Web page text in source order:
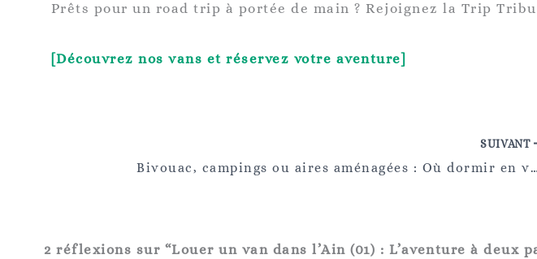
Prêts pour un road trip à portée de main ? Rejoignez la Trip
[Découvrez nos vans et réservez votre aventure]
SUIVANT
Bivouac, campings ou aires aménagées : Où dormir en van avec des enfants ?
2 réflexions sur “Louer un van dans l’Ain (01) : L’aventure à deux